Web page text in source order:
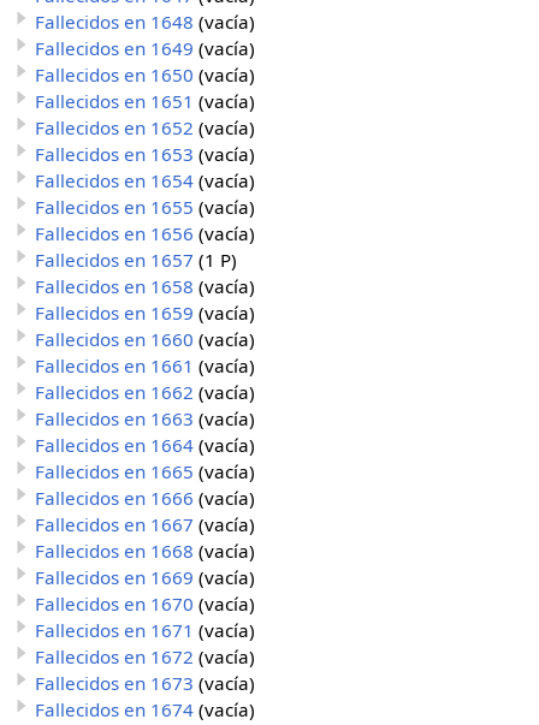
Fallecidos en 1648 (vacía)
Fallecidos en 1649 (vacía)
Fallecidos en 1650 (vacía)
Fallecidos en 1651 (vacía)
Fallecidos en 1652 (vacía)
Fallecidos en 1653 (vacía)
Fallecidos en 1654 (vacía)
Fallecidos en 1655 (vacía)
Fallecidos en 1656 (vacía)
Fallecidos en 1657 (1 P)
Fallecidos en 1658 (vacía)
Fallecidos en 1659 (vacía)
Fallecidos en 1660 (vacía)
Fallecidos en 1661 (vacía)
Fallecidos en 1662 (vacía)
Fallecidos en 1663 (vacía)
Fallecidos en 1664 (vacía)
Fallecidos en 1665 (vacía)
Fallecidos en 1666 (vacía)
Fallecidos en 1667 (vacía)
Fallecidos en 1668 (vacía)
Fallecidos en 1669 (vacía)
Fallecidos en 1670 (vacía)
Fallecidos en 1671 (vacía)
Fallecidos en 1672 (vacía)
Fallecidos en 1673 (vacía)
Fallecidos en 1674 (vacía)